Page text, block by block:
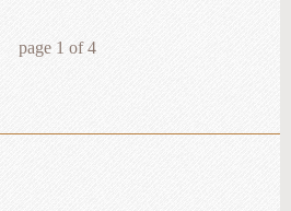
page 1 of4